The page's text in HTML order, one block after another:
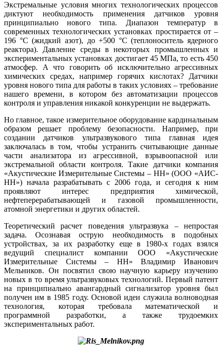
Экстремальные условия многих технологических процессов
диктуют необходимость применения датчиков уровня
принципиально нового типа. Диапазон температур в
современных технологических установках простирается от –
196 °C (жидкий азот), до +500 °C (теплоноситель ядерного
реактора). Давление среды в некоторых промышленных и
экспериментальных установках достигает 45 МПа, то есть 450
атмосфер. А что говорить об исключительно агрессивных
химических средах, например горячих кислотах? Датчики
уровня нового типа для работы в таких условиях – требование
нашего времени, в котором без автоматизации процессов
контроля и управления никакой конкуренции не выдержать.
Но главное, такое измерительное оборудование кардинальным
образом решает проблему безопасности. Например, при
создании датчиков ультразвукового типа главная идея
заключалась в том, чтобы устранить считывающие данные
части анализатора из агрессивной, взрывоопасной или
экстремальной области контроля. Такие датчики компания
«Акустические Измерительные Системы – НН» (ООО «АИС-
НН») начала разрабатывать с 2006 года, и сегодня к ним
проявляют интерес предприятия химической,
нефтеперерабатывающей и газовой промышленности,
атомной энергетики и других областей.
Теоретический расчет поведения ультразвука – непростая
задача. Осознавая острую необходимость в подобных
устройствах, за их разработку еще в 1980‑х годах взялся
ведущий специалист компании ООО «Акустические
Измерительные Системы – НН» Владимир Иванович
Мельников. Он посвятил свою научную карьеру изучению
новых в то время ультразвуковых технологий. Первый патент
на принципиально авангардный сигнализатор уровня был
получен им в 1985 году. Основой идеи служила волноводная
технология, которая требовала математической и
программной разработки, а также трудоемких
экспериментальных работ.